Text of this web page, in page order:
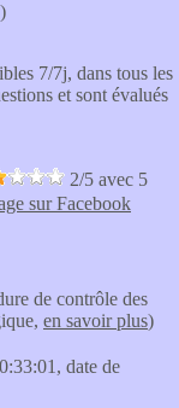
7/7j, dans tous les
et sont évalués
2/5 avec 5
sur Facebook
de contrôle des
en savoir plus)
date de